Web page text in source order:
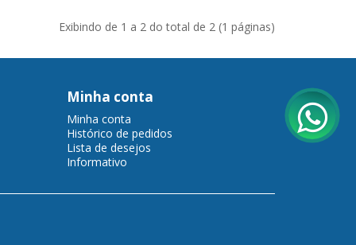
Exibindo de 1 a 2 do total de 2 (1 páginas)
Minha conta
Minha conta
Histórico de pedidos
Lista de desejos
Informativo